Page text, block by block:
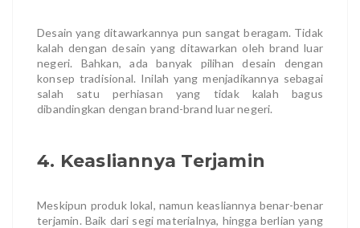
Desain yang ditawarkannya pun sangat beragam. Tidak
kalah dengan desain yang ditawarkan oleh brand luar
negeri. Bahkan, ada banyak pilihan desain dengan
konsep tradisional. Inilah yang menjadikannya sebagai
salah satu perhiasan yang tidak kalah bagus
dibandingkan dengan brand-brand luar negeri.
4. Keasliannya Terjamin
Meskipun produk lokal, namun keasliannya benar-benar
terjamin. Baik dari segi materialnya, hingga berlian yang